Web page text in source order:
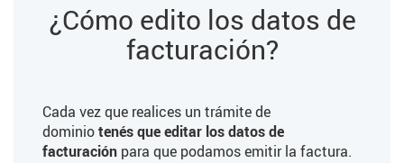
¿Cómo edito los datos de
facturación?
Cada vez que realices un trámite de
dominiotenés que editar los datos de
facturación para que podamos emitir la factura.